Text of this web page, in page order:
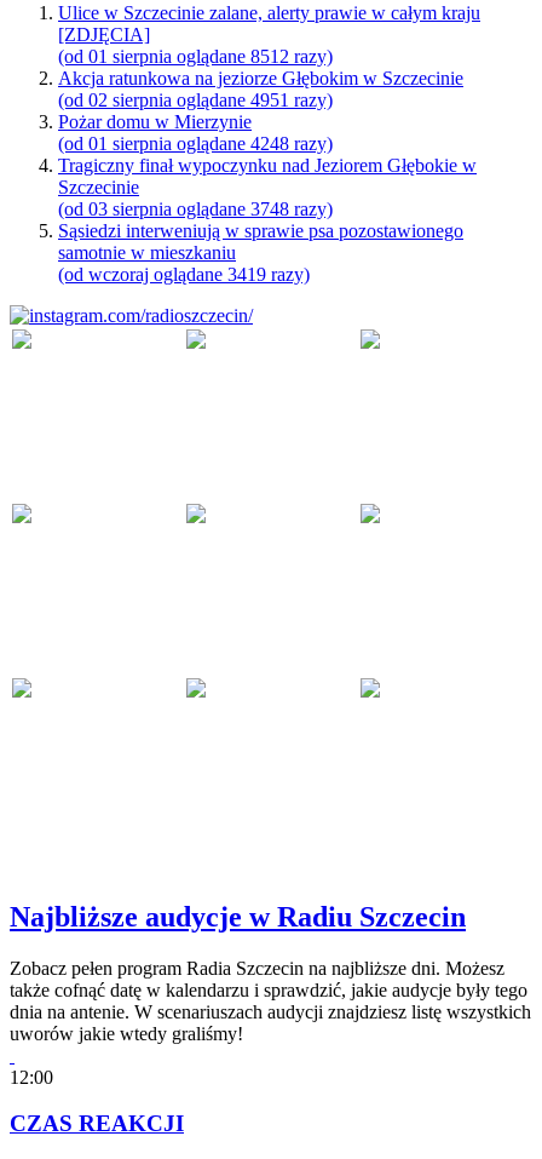
Ulice w Szczecinie zalane, alerty prawie w całym kraju
[ZDJĘCIA]
(od 01 sierpnia oglądane 8512 razy)
Akcja ratunkowa na jeziorze Głębokim w Szczecinie
(od 02 sierpnia oglądane 4951 razy)
Pożar domu w Mierzynie
(od 01 sierpnia oglądane 4248 razy)
Tragiczny finał wypoczynku nad Jeziorem Głębokie w
Szczecinie
(od 03 sierpnia oglądane 3748 razy)
Sąsiedzi interweniują w sprawie psa pozostawionego
samotnie w mieszkaniu
(od wczoraj oglądane 3419 razy)
Najbliższe audycje w Radiu Szczecin
Zobacz pełen program Radia Szczecin na najbliższe dni. Możesz
także cofnąć datę w kalendarzu i sprawdzić, jakie audycje były tego
dnia na antenie. W scenariuszach audycji znajdziesz listę wszystkich
uworów jakie wtedy graliśmy!
12:00
CZAS REAKCJI